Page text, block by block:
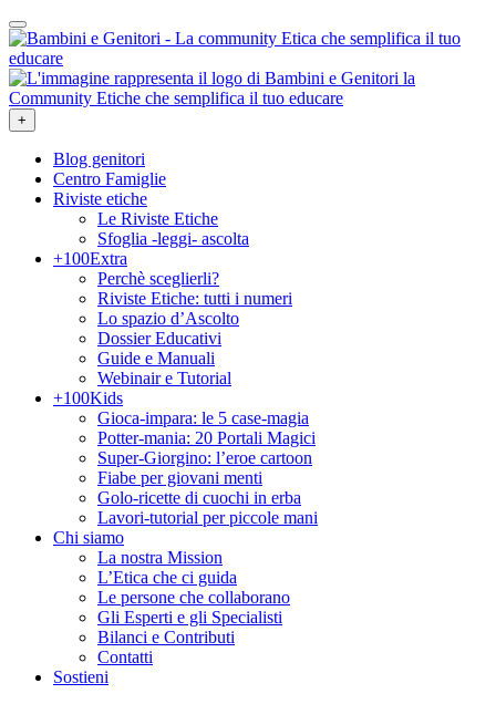
+
Blog genitori
Centro Famiglie
Riviste etiche
Le Riviste Etiche
Sfoglia -leggi- ascolta
+100Extra
Perchè sceglierli?
Riviste Etiche: tutti i numeri
Lo spazio d’Ascolto
Dossier Educativi
Guide e Manuali
Webinair e Tutorial
+100Kids
Gioca-impara: le 5 case-magia
Potter-mania: 20 Portali Magici
Super-Giorgino: l’eroe cartoon
Fiabe per giovani menti
Golo-ricette di cuochi in erba
Lavori-tutorial per piccole mani
Chi siamo
La nostra Mission
L’Etica che ci guida
Le persone che collaborano
Gli Esperti e gli Specialisti
Bilanci e Contributi
Contatti
Sostieni